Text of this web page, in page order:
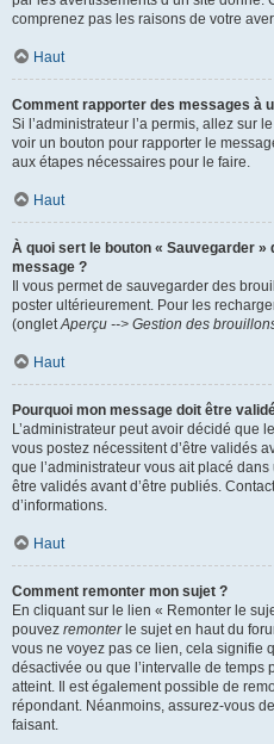
comprenez pas les raisons de votre
Haut
Comment rapporter des messages à
Si l’administrateur l’a permis, allez sur
voir un bouton pour rapporter le
aux étapes nécessaires pour le faire.
Haut
À quoi sert le bouton « Sauvegarder »
message ?
Il vous permet de sauvegarder des
poster ultérieurement. Pour les
(ongletAperçu --> Gestion des
Haut
Pourquoi mon message doit être
L’administrateur peut avoir décidé que
vous postez nécessitent d’être validés
que l’administrateur vous ait placé
être validés avant d’être publiés.
d’informations.
Haut
Comment remonter mon sujet ?
En cliquant sur le lien « Remonter le
pouvez remonterle sujet en haut du
vous ne voyez pas ce lien, cela signifie
désactivée ou que l’intervalle de temps
atteint. Il est également possible de
répondant. Néanmoins, assurez-vous
faisant.